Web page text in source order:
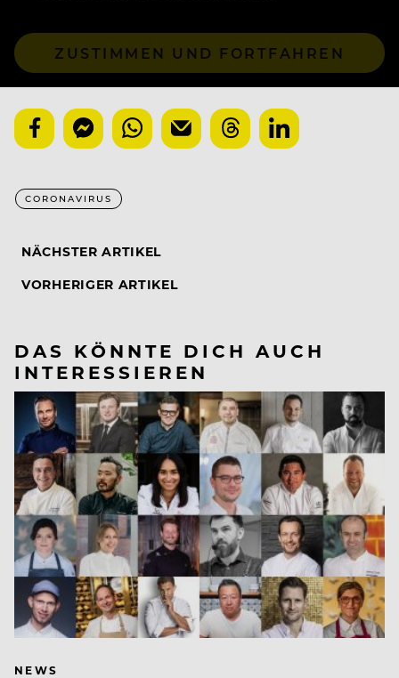
ZUSTIMMEN UND FORTFAHREN
CORONAVIRUS
NÄCHSTER ARTIKEL
VORHERIGER ARTIKEL
DAS KÖNNTE DICH AUCH
INTERESSIEREN
NEWS